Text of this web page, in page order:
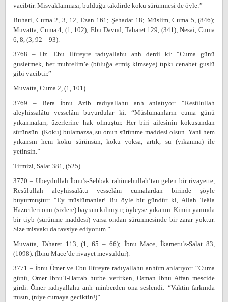
vacibtir. Misvaklanması, bulduğu takdirde koku sürünmesi de öyle:”
Buhari, Cuma 2, 3, 12, Ezan 161; Şehadat 18; Müslim, Cuma 5, (846);
Muvatta, Cuma 4, (1, 102); Ebu Davud, Taharet 129, (341); Nesai, Cuma
6, 8, (3, 92 – 93).
3768 – Hz. Ebu Hüreyre radıyallahu anh derdi ki: “Cuma günü
gusletmek, her muhtelim’e (büluğa ermiş kimseye) tıpkı cenabet guslü
gibi vacibtir.”
Muvatta, Cuma 2, (1, 101).
3769 – Bera İbnu Azib radıyallahu anh anlatıyor: “Resûlullah
aleyhissalâtu vesselâm buyurdular ki: “Müslümanların cuma günü
yıkanmaları, üzerlerine hak olmuştur. Her biri ailesinin kokusundan
sürünsün. (Koku) bulamazsa, su onun sürünme maddesi olsun. Yani hem
yıkansın hem koku sürünsün, koku yoksa, artık, su (yıkanma) ile
yetinsin.”
Tirmizi, Salat 381, (525).
3770 – Ubeydullah İbnu’s-Sebbak rahimehullah’tan gelen bir rivayette,
Resûlullah aleyhissalâtu vesselâm cumalardan birinde şöyle
buyurmuştur: “Ey müslümanlar! Bu öyle bir gündür ki, Allah Teâla
Hazretleri onu (sizlere) bayram kılmıştır, öyleyse yıkanın. Kimin yanında
bir tiyb (sürünme maddesi) varsa ondan sürünmesinde bir zarar yoktur.
Size misvakı da tavsiye ediyorum.”
Muvatta, Taharet 113, (1, 65 – 66); İbnu Mace, İkametu’s-Salat 83,
(1098). (İbnu Mace’de rivayet mevsuldur).
3771 – İbnu Ömer ve Ebu Hüreyre radıyallahu anhüm anlatıyor: “Cuma
günü, Ömer İbnu’l-Hattab hutbe verirken, Osman İbnu Affan mescide
girdi. Ömer radıyallahu anh minberden ona seslendi: “Vaktin farkında
mısın, (niye cumaya geciktin!)”